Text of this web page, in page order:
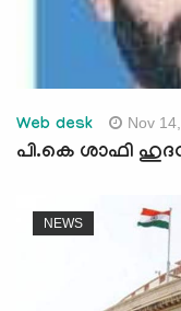
Web desk Nov
പി.കെ ശാഫി
NEWS